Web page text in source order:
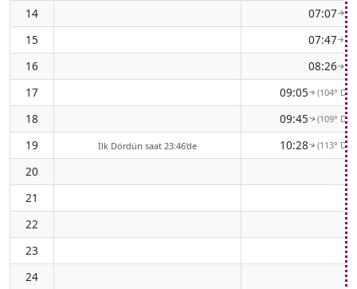
14 07:07↑
15 07:47↑
16 08:26↑
17 09:05↑(104°
18 09:45↑(109°
19 İlk Dördün saat 23:46'de 10:28↑(113°
20
21
22
23
24